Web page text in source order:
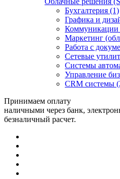
Бухгалтерия (1)
Графика и
Коммуникации
Маркетинг
Работа с
Сетевые
Системы
Управление
CRM системы
Принимаем оплату
наличными через банк,
безналичный расчет.